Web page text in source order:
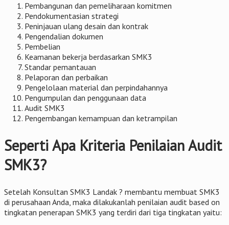
Pembangunan dan pemeliharaan komitmen
Pendokumentasian strategi
Peninjauan ulang desain dan kontrak
Pengendalian dokumen
Pembelian
Keamanan bekerja berdasarkan SMK3
Standar pemantauan
Pelaporan dan perbaikan
Pengelolaan material dan perpindahannya
Pengumpulan dan penggunaan data
Audit SMK3
Pengembangan kemampuan dan ketrampilan
Seperti Apa Kriteria Penilaian Audit
SMK3?
Setelah Konsultan SMK3 Landak ? membantu membuat SMK3
di perusahaan Anda, maka dilakukanlah penilaian audit based on
tingkatan penerapan SMK3 yang terdiri dari tiga tingkatan yaitu: